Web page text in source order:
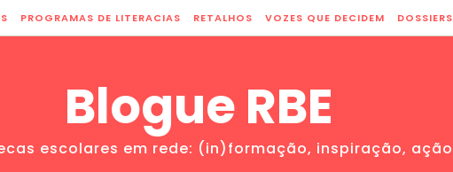
PROGRAMAS DE LITERACIAS RETALHOS VOZES QUE DECIDEM DOSSIERS
Blogue RBE
escolares em rede: (in)formação, inspiração, ação